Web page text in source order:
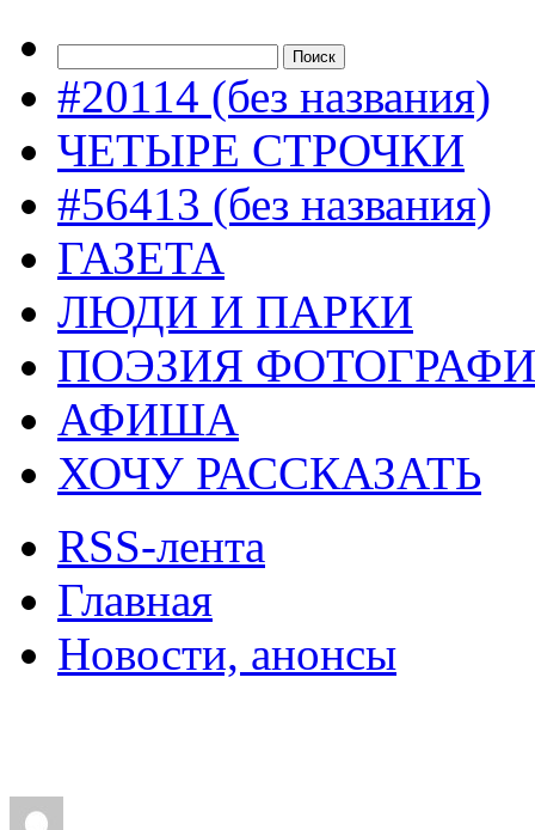
#20114 (без названия)
ЧЕТЫРЕ СТРОЧКИ
#56413 (без названия)
ГАЗЕТА
ЛЮДИ И ПАРКИ
ПОЭЗИЯ
АФИША
ХОЧУ РАССКАЗАТЬ
RSS-лента
Главная
Новости, анонсы